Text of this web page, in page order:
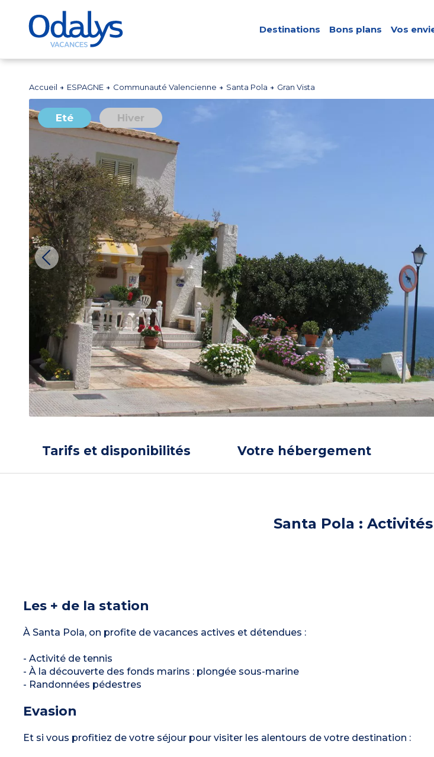
Destinations Bons plans Vos
Accueil ESPAGNE Communauté Valencienne Santa Pola Gran Vista
Eté Hiver
Tarifs et disponibilités Votre hébergement
Santa Pola :
Les + de la station
À Santa Pola, on profite de vacances actives et détendues :
- Activité de tennis
- À la découverte des fonds marins : plongée sous-marine
- Randonnées pédestres
Evasion
Et si vous profitiez de votre séjour pour visiter les alentours de votre destination :